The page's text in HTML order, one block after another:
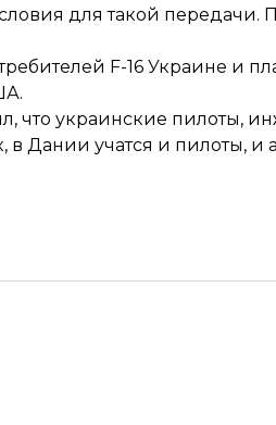
для такой передачи.
F-16 Украине и
, что украинские пилоты,
в Дании учатся и пилоты, и